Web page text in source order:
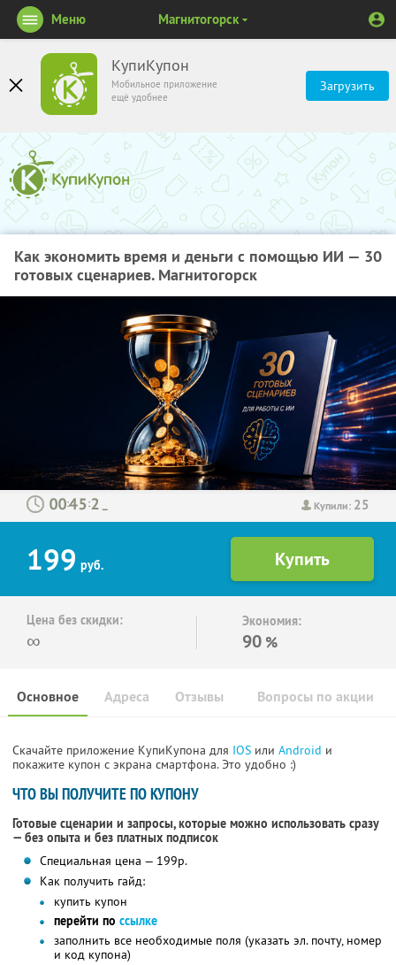
КупиКупон
Мобильное приложение
ещё удобнее
Загрузить
Меню Магнитогорск
Как экономить время и деньги с помощью ИИ — 30
готовых сценариев. Магнитогорск
Купили: 25
: :
199 руб.
Цена без скидки:
∞
Экономия:
90 %
Основное Отзывы Вопросы по акции
Адреса
Скачайте приложение КупиКупона для IOS или Android и
покажите купон с экрана смартфона. Это удобно :)
ЧТО ВЫ ПОЛУЧИТЕ ПО КУПОНУ
Готовые сценарии и запросы, которые можно использовать сразу
— без опыта и без платных подписок
Специальная цена — 199р.
Как получить гайд:
купить купон
перейти по ссылке
заполнить все необходимые поля (указать эл. почту, номер
и код купона)